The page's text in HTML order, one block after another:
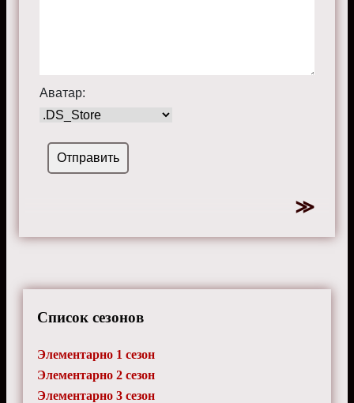
Аватар:
Список сезонов
Элементарно 1 сезон
Элементарно 2 сезон
Элементарно 3 сезон